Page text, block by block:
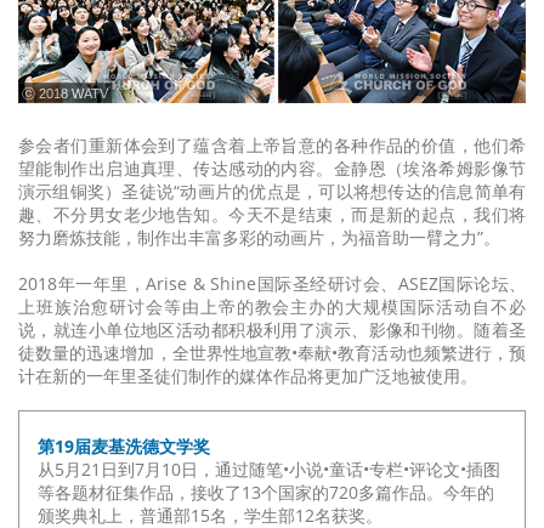
ⓒ 2018 WATV
参会者们重新体会到了蕴含着上帝旨意的各种作品的价值，他们希
望能制作出启迪真理、传达感动的内容。金静恩（埃洛希姆影像节
演示组铜奖）圣徒说“动画片的优点是，可以将想传达的信息简单有
趣、不分男女老少地告知。今天不是结束，而是新的起点，我们将
努力磨炼技能，制作出丰富多彩的动画片，为福音助一臂之力”。
2018年一年里，Arise & Shine国际圣经研讨会、ASEZ国际论坛、
上班族治愈研讨会等由上帝的教会主办的大规模国际活动自不必
说，就连小单位地区活动都积极利用了演示、影像和刊物。随着圣
徒数量的迅速增加，全世界性地宣教•奉献•教育活动也频繁进行，预
计在新的一年里圣徒们制作的媒体作品将更加广泛地被使用。
第19届麦基洗德文学奖
从5月21日到7月10日，通过随笔•小说•童话•专栏•评论文•插图
等各题材征集作品，接收了13个国家的720多篇作品。今年的
颁奖典礼上，普通部15名，学生部12名获奖。